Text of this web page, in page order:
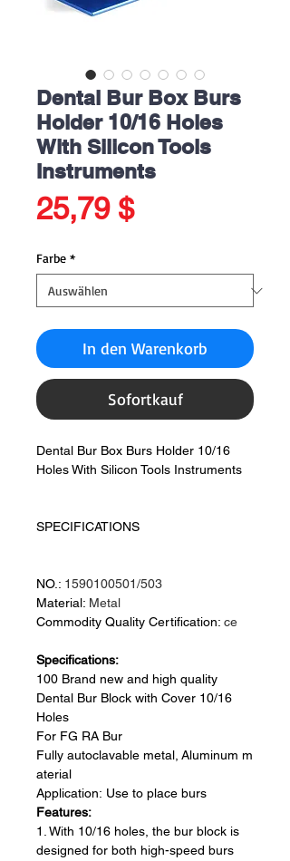
Dental Bur Box Burs
Holder 10/16 Holes
With Silicon Tools
Instruments
25,79 $Preis
Farbe *
In den Warenkorb
Sofortkauf
Dental Bur Box Burs Holder 10/16
Holes With Silicon Tools Instruments
SPECIFICATIONS
NO.: 1590100501/503
Material: Metal
Commodity Quality Certification: ce
Specifications:
100 Brand new and high quality
Dental Bur Block with Cover 10/16
Holes
For FG RA Bur
Fully autoclavable metal, Aluminum m
aterial
Application: Use to place burs
Features:
1. With 10/16 holes, the bur block is
designed for both high-speed burs